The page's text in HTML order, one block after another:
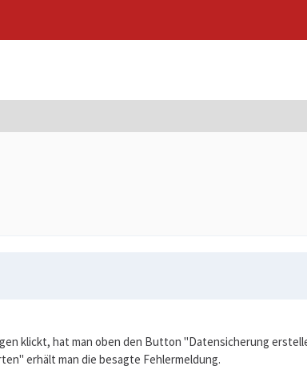
klickt, hat man oben den Button "Datensicherung
erhält man die besagte Fehlermeldung.